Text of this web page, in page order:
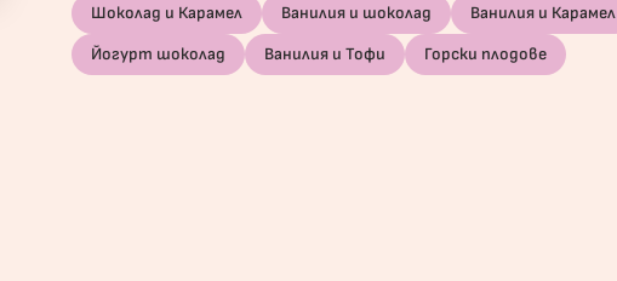
Шоколад и Карамел
Ванилия и шоколад Ванилия и Карамел
Йогурт шоколад
Ванилия и Тофи Горски плодове